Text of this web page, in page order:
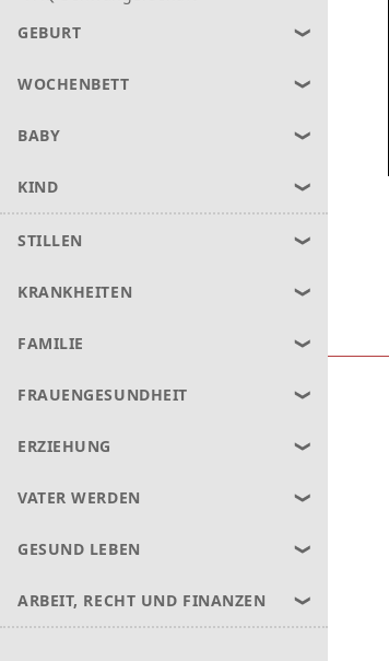
GEBURT
WOCHENBETT
BABY
KIND
STILLEN
KRANKHEITEN
FAMILIE
FRAUENGESUNDHEIT
ERZIEHUNG
VATER WERDEN
GESUND LEBEN
ARBEIT, RECHT UND FINANZEN